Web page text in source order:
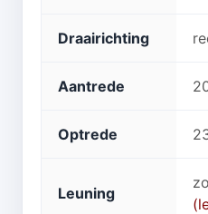
Draairichting
Aantrede
Optrede
Leuning